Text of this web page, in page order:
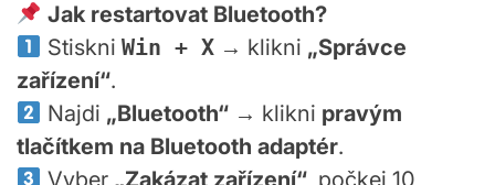
Jak restartovat Bluetooth?
Stiskni Win + X→ klikni „Správce
zařízení“.
Najdi „Bluetooth“→ klikni pravým
tlačítkem na Bluetooth adaptér.
Vyber „Zakázat zařízení“, počkej 10